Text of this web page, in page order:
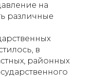
на
различные
в
районных